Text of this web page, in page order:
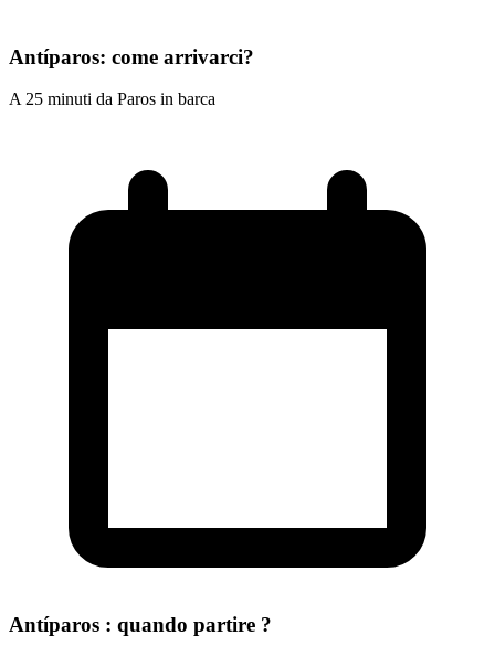
Antíparos: come arrivarci?
A 25 minuti da Paros in barca
Antíparos : quando partire ?